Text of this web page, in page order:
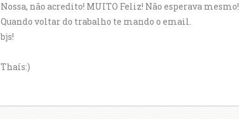
Nossa, não acredito! MUITO Feliz! Não esperava mesmo!
Quando voltar do trabalho te mando o email.
bjs!
Thaís:)